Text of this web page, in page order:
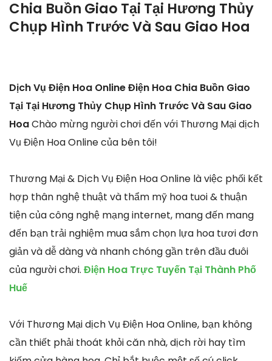
Chia Buồn Giao Tại Tại Hương Thủy
Chụp Hình Trước Và Sau Giao Hoa
Dịch Vụ Điện Hoa Online Điện Hoa Chia Buồn Giao
Tại Tại Hương Thủy Chụp Hình Trước Và Sau Giao
HoaChào mừng người chơi đến với Thương Mại dịch
Vụ Điện Hoa Online của bên tôi!
Thương Mại & Dịch Vụ Điện Hoa Online là việc phối kết
hợp thân nghệ thuật và thẩm mỹ hoa tuoi & thuận
tiện của công nghệ mạng internet, mang đến mang
đến bạn trải nghiệm mua sắm chọn lựa hoa tươi đơn
giản và dễ dàng và nhanh chóng gần trên đầu đuôi
của người chơi. Điện Hoa Trực Tuyến Tại Thành Phố
Huế
Với Thương Mại dịch Vụ Điện Hoa Online, bạn không
cần thiết phải thoát khỏi căn nhà, dịch rời hay tìm